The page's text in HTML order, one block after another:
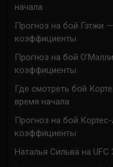
начала
Прогноз на бой Гэтжи
коэффициенты
Прогноз на бой
коэффициенты
Где смотреть бой
время начала
Прогноз на бой
коэффициенты
Наталья Сильва на UFC